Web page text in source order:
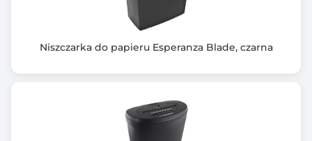
Niszczy jednorazowo do 5 kartek 80g/m2
Wizjer zapełnienia pojemnika
Wymiary: 284x320x135mm
Gwarancja producenta [mies.]
Niszczarka do papieru Esperanza Blade, czarna